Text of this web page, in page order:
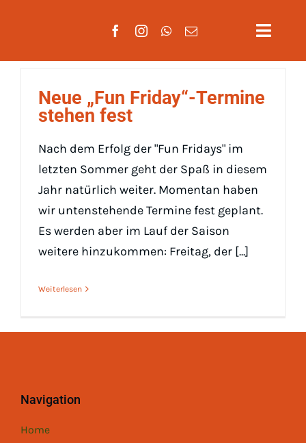
Toggle
Neue „Fun Friday“-Termine
stehen fest
Nach dem Erfolg der "Fun Fridays" im
letzten Sommer geht der Spaß in diesem
Jahr natürlich weiter. Momentan haben
wir untenstehende Termine fest geplant.
Es werden aber im Lauf der Saison
weitere hinzukommen: Freitag, der [...]
Weiterlesen
Navigation
Home